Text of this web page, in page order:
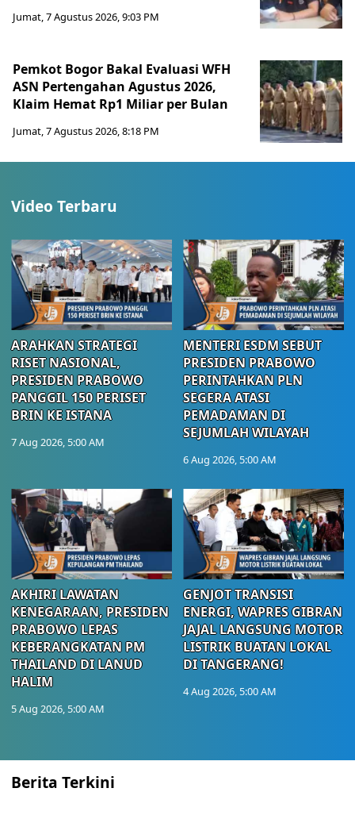
Jumat, 7 Agustus 2026, 9:03 PM
Pemkot Bogor Bakal Evaluasi WFH
ASN Pertengahan Agustus 2026,
Klaim Hemat Rp1 Miliar per Bulan
Jumat, 7 Agustus 2026, 8:18 PM
Video Terbaru
ARAHKAN STRATEGI
RISET NASIONAL,
PRESIDEN PRABOWO
PANGGIL 150 PERISET
BRIN KE ISTANA
7 Aug 2026, 5:00 AM
MENTERI ESDM SEBUT
PRESIDEN PRABOWO
PERINTAHKAN PLN
SEGERA ATASI
PEMADAMAN DI
SEJUMLAH WILAYAH
6 Aug 2026, 5:00 AM
AKHIRI LAWATAN
KENEGARAAN, PRESIDEN
PRABOWO LEPAS
KEBERANGKATAN PM
THAILAND DI LANUD
HALIM
5 Aug 2026, 5:00 AM
GENJOT TRANSISI
ENERGI, WAPRES GIBRAN
JAJAL LANGSUNG MOTOR
LISTRIK BUATAN LOKAL
DI TANGERANG!
4 Aug 2026, 5:00 AM
Berita Terkini